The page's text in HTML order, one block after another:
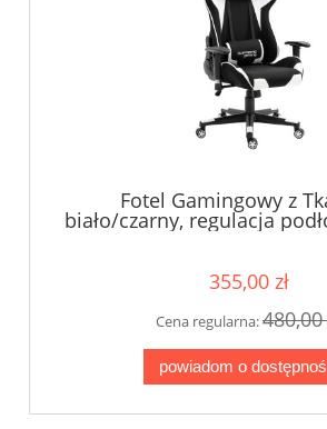
Fotel Gamingowy z
biało/czarny, regulacja
oparcia Model
355,00 zł
Cena regularna:480,00
powiadom o